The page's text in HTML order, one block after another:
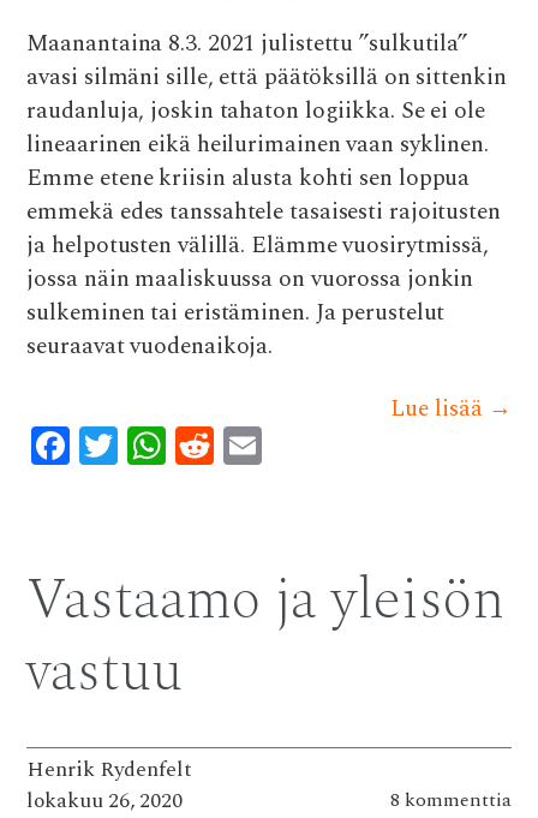
Maanantaina 8.3. 2021 julistettu ”sulkutila”
avasi silmäni sille, että päätöksillä on sittenkin
raudanluja, joskin tahaton logiikka. Se ei ole
lineaarinen eikä heilurimainen vaan syklinen.
Emme etene kriisin alusta kohti sen loppua
emmekä edes tanssahtele tasaisesti rajoitusten
ja helpotusten välillä. Elämme vuosirytmissä,
jossa näin maaliskuussa on vuorossa jonkin
sulkeminen tai eristäminen. Ja perustelut
seuraavat vuodenaikoja.
Lue lisää →
F
ac
o
o
k
T
w
r
W
h
A
p
p
R
e
t
Vastaamo ja yleisön
vastuu
Henrik Rydenfelt
lokakuu 26, 2020
8 kommenttia